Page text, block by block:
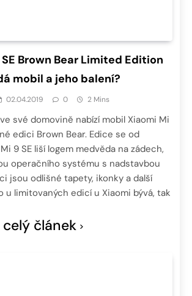
Brown Bear Limited Edition
mobil a jeho balení?
02.04.2019 0 2 Mins
své domovině nabízí mobil Xiaomi Mi
edici Brown Bear. Edice se od
9 SE liší logem medvěda na zádech,
operačního systému s nadstavbou
jsou odlišné tapety, ikonky a další
u limitovaných edicí u Xiaomi bývá, tak
článek